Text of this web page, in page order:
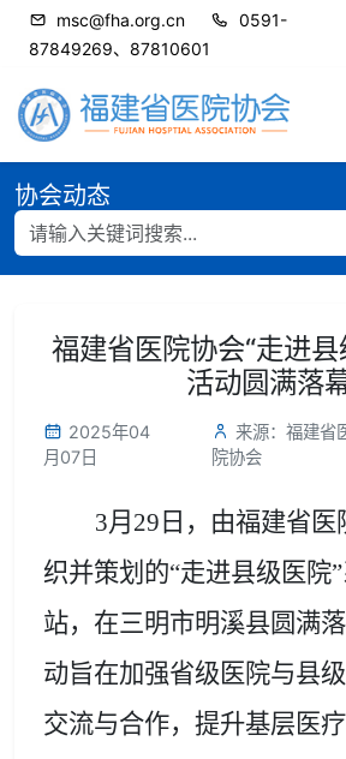
msc@fha.org.cn
0591-
87849269、87810601
协会动态
福建省医院协会“走进
活动圆满落
2025年04
月07日
来源：福建省
院协会
3月29日，由福建省医
织并策划的“走进县级医院
站，在三明市明溪县圆满
动旨在加强省级医院与县
交流与合作，提升基层医